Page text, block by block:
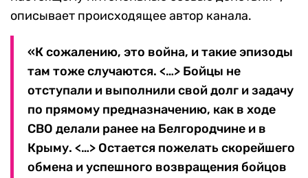
описывает происходящее автор канала.
«К сожалению, это война, и такие эпизоды
там тоже случаются. <…> Бойцы не
отступали и выполнили свой долг и задачу
по прямому предназначению, как в ходе
СВО делали ранее на Белгородчине и в
Крыму. <…> Остается пожелать скорейшего
обмена и успешного возвращения бойцов